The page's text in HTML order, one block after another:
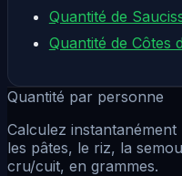
Quantité de
Quantité de Côtes
Quantité par personne
Calculez
les pâtes, le riz, la
cru/cuit, en grammes.